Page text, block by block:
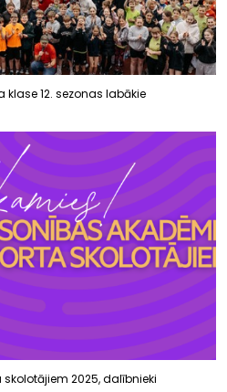
klase 12. sezonas labākie
2025, dalībnieki